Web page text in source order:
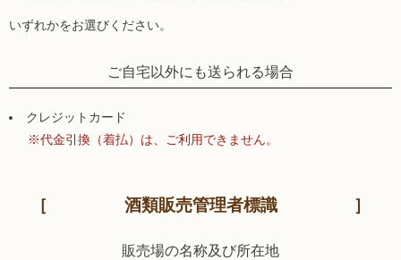
いずれかをお選びください。
ご自宅以外にも送られる場合
クレジットカード
※代金引換（着払）は、ご利用できません。
酒類販売管理者標識
販売場の名称及び所在地